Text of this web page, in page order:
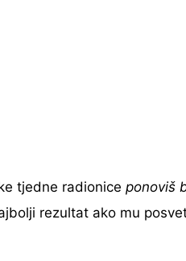
tjedne radionice ponoviš
rezultat ako mu